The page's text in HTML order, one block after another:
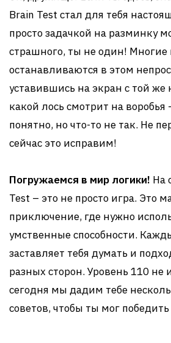
Brain Test стал для тебя
просто задачкой на разминку
страшного, ты не один!
останавливаются в этом
уставившись на экран с той же
какой лось смотрит на воробья
понятно, но что-то не так. Не
сейчас это исправим!
Погружаемся в мир логики! На
Test – это не просто игра. Это
приключение, где нужно
умственные способности.
заставляет тебя думать и
разных сторон. Уровень 110 не
сегодня мы дадим тебе
советов, чтобы ты мог